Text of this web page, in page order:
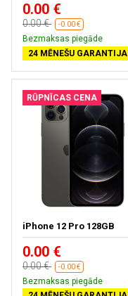
0.00 €
0.00 € -0.00 €
Bezmaksas piegāde
24 MĒNEŠU GARANTIJA
RŪPNĪCAS CENA
iPhone 12 Pro 128GB
0.00 €
0.00 € -0.00 €
Bezmaksas piegāde